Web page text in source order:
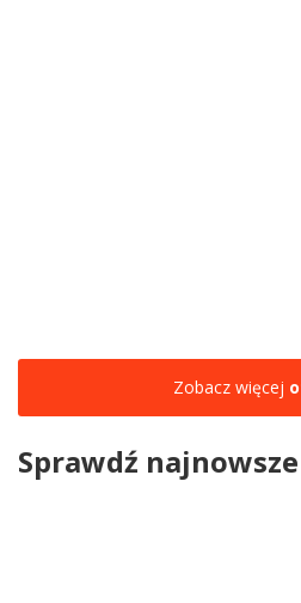
Zobacz więcej
Sprawdź